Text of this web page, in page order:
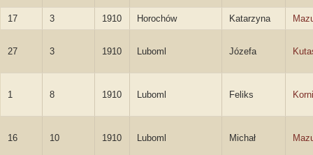
17 3 1910 Horochów Katarzyna
27 3 1910 Luboml Józefa
1 8 1910 Luboml Feliks
16 10 1910 Luboml Michał